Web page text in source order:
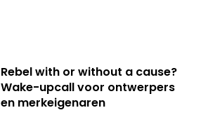
Rebel with or without a cause?
Wake-upcall voor ontwerpers
en merkeigenaren